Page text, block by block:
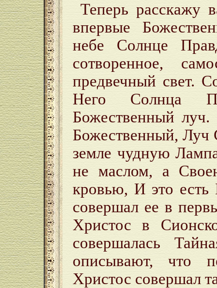
Теперь расскажу
впервые
небе Солнце
сотворенное,
предвечный свет.
Него Солнца
Божественный
Божественный, Луч
земле чудную
не маслом, а
кровью, И это есть
совершал ее в
Христос в
совершалась
описывают, что
Христос совершал